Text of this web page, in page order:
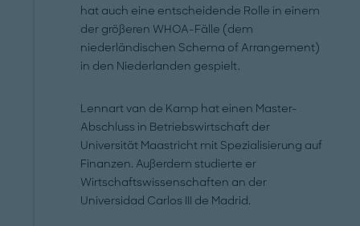
hat auch eine entscheidende Rolle in einem
der größeren WHOA-Fälle (dem
niederländischen Schema of Arrangement)
in den Niederlanden gespielt.
Lennart van de Kamp hat einen Master-
Abschluss in Betriebswirtschaft der
Universität Maastricht mit Spezialisierung auf
Finanzen. Außerdem studierte er
Wirtschaftswissenschaften an der
Universidad Carlos III de Madrid.